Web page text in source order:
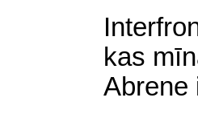
kas
Abrene